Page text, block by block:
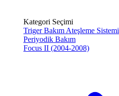
Kategori Seçimi
Triger Bakım Ateşleme Sistemi
Periyodik Bakım
Focus II (2004-2008)